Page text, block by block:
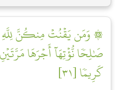
۞ وَمَن يَقۡنُتۡ مِنكُنَّ لِلَّهِ
صَٰلِحٗا نُّؤۡتِهَآ أَجۡرَهَا مَرَّتَيۡنِ
كَرِيمٗا [٣١]